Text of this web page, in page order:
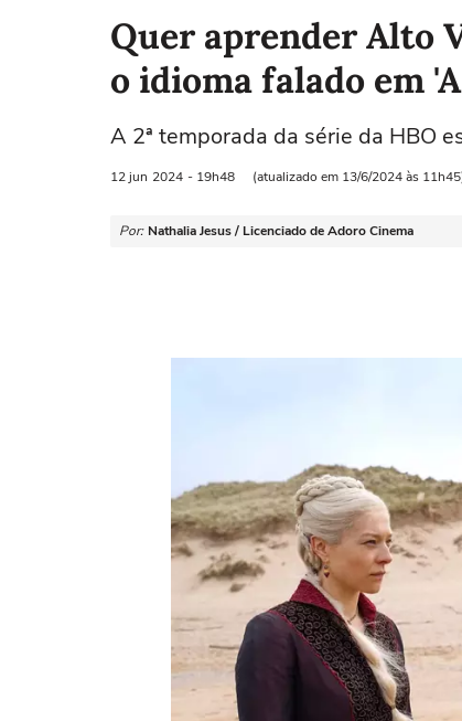
Quer aprender Alto
o idioma falado em
A 2ª temporada da série da HBO
12 jun 2024 - 19h48 (atualizado em 13/6/2024 às
Por: Nathalia Jesus / Licenciado de Adoro Cinema